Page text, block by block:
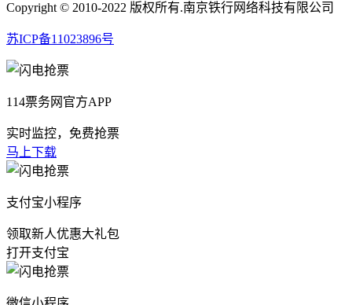
Copyright © 2010-2022 版权所有.南京铁行网络科技有限公司
苏ICP备11023896号
114票务网官方APP
实时监控，免费抢票
马上下载
支付宝小程序
领取新人优惠大礼包
打开支付宝